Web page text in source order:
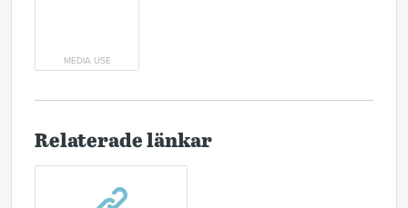
MEDIA USE
Relaterade länkar